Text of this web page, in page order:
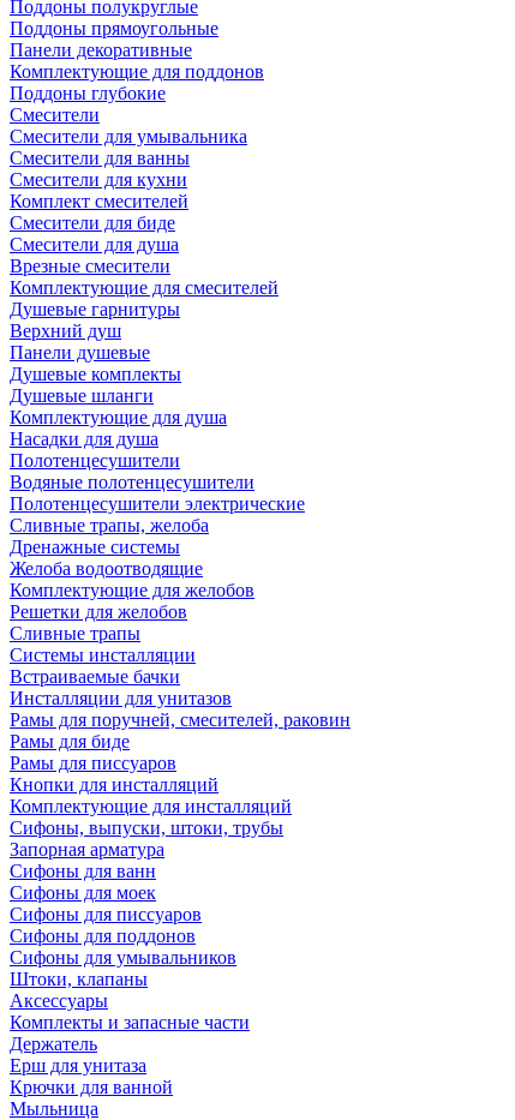
Поддоны полукруглые
Поддоны прямоугольные
Панели декоративные
Комплектующие для поддонов
Поддоны глубокие
Смесители
Смесители для умывальника
Смесители для ванны
Смесители для кухни
Комплект смесителей
Смесители для биде
Смесители для душа
Врезные смесители
Комплектующие для смесителей
Душевые гарнитуры
Верхний душ
Панели душевые
Душевые комплекты
Душевые шланги
Комплектующие для душа
Насадки для душа
Полотенцесушители
Водяные полотенцесушители
Полотенцесушители электрические
Сливные трапы, желоба
Дренажные системы
Желоба водоотводящие
Комплектующие для желобов
Решетки для желобов
Сливные трапы
Системы инсталляции
Встраиваемые бачки
Инсталляции для унитазов
Рамы для поручней, смесителей, раковин
Рамы для биде
Рамы для писсуаров
Кнопки для инсталляций
Комплектующие для инсталляций
Сифоны, выпуски, штоки, трубы
Запорная арматура
Сифоны для ванн
Сифоны для моек
Сифоны для писсуаров
Сифоны для поддонов
Сифоны для умывальников
Штоки, клапаны
Аксессуары
Комплекты и запасные части
Держатель
Ерш для унитаза
Крючки для ванной
Мыльница